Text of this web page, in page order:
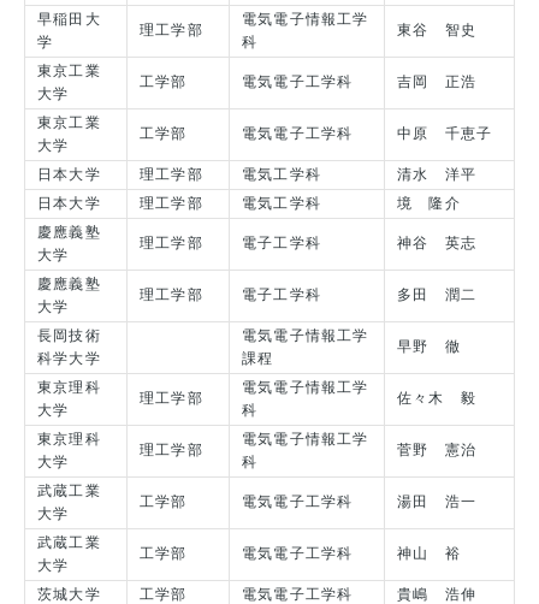
早稲田大
学
理工学部
電気電子情報工学
科
東谷 智史
東京工業
大学
工学部 電気電子工学科 吉岡 正浩
東京工業
大学
工学部 電気電子工学科 中原 千恵子
日本大学 理工学部 電気工学科
清水 洋平
日本大学
理工学部 電気工学科
境 隆介
慶應義塾
大学
理工学部 電子工学科 神谷 英志
慶應義塾
大学
理工学部 電子工学科 多田 潤二
長岡技術
科学大学
電気電子情報工学
課程
早野 徹
東京理科
大学
理工学部
電気電子情報工学
科
佐々木 毅
東京理科
大学
理工学部
電気電子情報工学
科
菅野 憲治
武蔵工業
大学
工学部 電気電子工学科 湯田 浩一
武蔵工業
大学
工学部 電気電子工学科 神山 裕
茨城大学 工学部 電気電子工学科
貴嶋 浩伸